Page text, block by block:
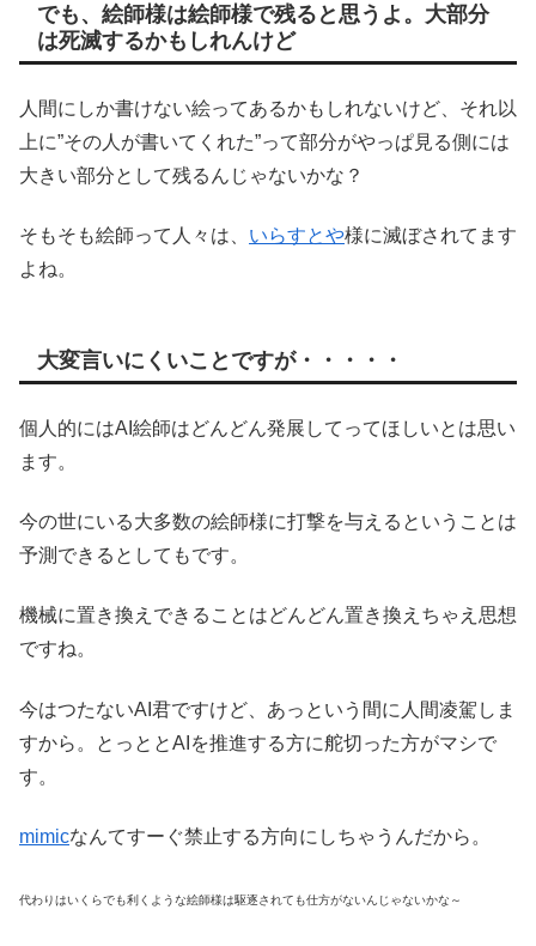
でも、絵師様は絵師様で残ると思うよ。大部分
は死滅するかもしれんけど
人間にしか書けない絵ってあるかもしれないけど、それ以
上に”その人が書いてくれた”って部分がやっぱ見る側には
大きい部分として残るんじゃないかな？
そもそも絵師って人々は、 いらすとや様に滅ぼされてます
よね。
大変言いにくいことですが・・・・・
個人的にはAI絵師はどんどん発展してってほしいとは思い
ます。
今の世にいる大多数の絵師様に打撃を与えるということは
予測できるとしてもです。
機械に置き換えできることはどんどん置き換えちゃえ思想
ですね。
今はつたないAI君ですけど、あっという間に人間凌駕しま
すから。とっととAIを推進する方に舵切った方がマシで
す。
mimicなんてすーぐ禁止する方向にしちゃうんだから。
代わりはいくらでも利くような絵師様は駆逐されても仕方がないんじゃないかな～